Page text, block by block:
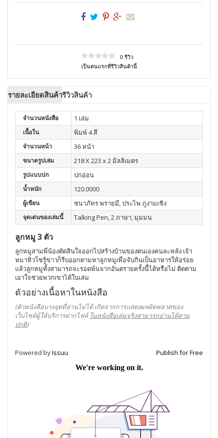
0 รีวิว
เป็นคนแรกที่รีวิวสินค้านี้
รายละเอียดสินค้ารีวิวสินค้า
จำนวนหนังสือ 1 เล่ม
เนื้อใน พิมพ์ 4 สี
จำนวนหน้า 36 หน้า
ขนาดรูปเล่ม 218 X 223 x 2 มิลลิเมตร
รูปแบบปก ปกอ่อน
น้ำหนัก 120.0000
ผู้เขียน ชนาภัทร พรายมี, ประไพ ภูงามเชิง
จุดเด่นของเล่มนี้ Talking Pen, 2 ภาษา, มุมมน
ลูกหมู 3 ตัว
ลูกหมูสามพี่น้องตัดสินใจออกไปสร้างบ้านของตนเองคนละหลัง เจ้า
หมาหิวโซรู้ข่าวก็รีบออกตามหาลูกหมูเพื่อจับกินเป็นอาหารให้อร่อย
แล้วลูกหมูทั้งสามารถจะรอดพ้นจากอันตรายครั้งนี้ได้หรือไม่ ติดตาม
เอาใจช่วยพวกเขาได้ในเล่ม
ตัวอย่างเนื้อหาในหนังสือ
(ตัวหนังสือบางจุดที่อ่านไม่ได้ เกิดจากการแสดงผลผิดพลาดของ
เว็บไซต์ผู้ให้บริการฝากไฟล์ ในหนังสือเล่มจริงสามารถอ่านได้ตาม
ปกติ)
Powered byIssuu Publish for Free